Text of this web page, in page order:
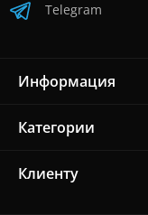
Telegram
Информация
Категории
Клиенту